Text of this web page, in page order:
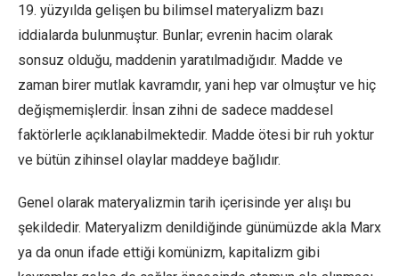
19. yüzyılda gelişen bu bilimsel materyalizm bazı
iddialarda bulunmuştur. Bunlar; evrenin hacim olarak
sonsuz olduğu, maddenin yaratılmadığıdır. Madde ve
zaman birer mutlak kavramdır, yani hep var olmuştur ve hiç
değişmemişlerdir. İnsan zihni de sadece maddesel
faktörlerle açıklanabilmektedir. Madde ötesi bir ruh yoktur
ve bütün zihinsel olaylar maddeye bağlıdır.
Genel olarak materyalizmin tarih içerisinde yer alışı bu
şekildedir. Materyalizm denildiğinde günümüzde akla Marx
ya da onun ifade ettiği komünizm, kapitalizm gibi